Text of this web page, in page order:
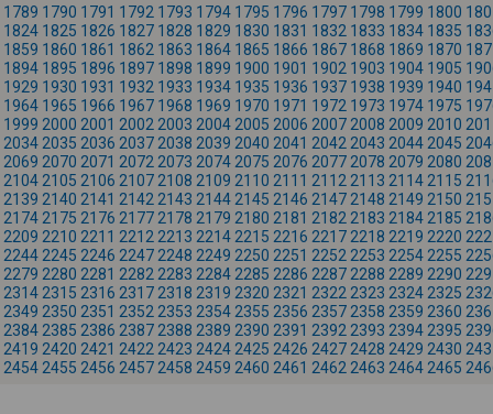
1789 1790 1791 1792 1793 1794 1795 1796 1797 1798 1799 1800
1824 1825 1826 1827 1828 1829 1830 1831 1832 1833 1834 1835
1859 1860 1861 1862 1863 1864 1865 1866 1867 1868 1869 1870
1894 1895 1896 1897 1898 1899 1900 1901 1902 1903 1904 1905
1929 1930 1931 1932 1933 1934 1935 1936 1937 1938 1939 1940
1964 1965 1966 1967 1968 1969 1970 1971 1972 1973 1974 1975
1999 2000 2001 2002 2003 2004 2005 2006 2007 2008 2009 2010
2034 2035 2036 2037 2038 2039 2040 2041 2042 2043 2044 2045
2069 2070 2071 2072 2073 2074 2075 2076 2077 2078 2079 2080
2104 2105 2106 2107 2108 2109 2110 2111 2112 2113 2114 2115
2139 2140 2141 2142 2143 2144 2145 2146 2147 2148 2149 2150
2174 2175 2176 2177 2178 2179 2180 2181 2182 2183 2184 2185
2209 2210 2211 2212 2213 2214 2215 2216 2217 2218 2219 2220
2244 2245 2246 2247 2248 2249 2250 2251 2252 2253 2254 2255
2279 2280 2281 2282 2283 2284 2285 2286 2287 2288 2289 2290
2314 2315 2316 2317 2318 2319 2320 2321 2322 2323 2324 2325
2349 2350 2351 2352 2353 2354 2355 2356 2357 2358 2359 2360
2384 2385 2386 2387 2388 2389 2390 2391 2392 2393 2394 2395
2419 2420 2421 2422 2423 2424 2425 2426 2427 2428 2429 2430
2454 2455 2456 2457 2458 2459 2460 2461 2462 2463 2464 2465